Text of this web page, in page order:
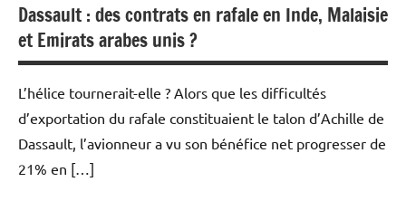
Dassault : des contrats en rafale en Inde, Malaisie
et Emirats arabes unis ?
L’hélice tournerait-elle ? Alors que les difficultés
d’exportation du rafale constituaient le talon d’Achille de
Dassault, l’avionneur a vu son bénéfice net progresser de
21% en […]